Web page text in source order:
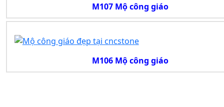
M107 Mộ công giáo
M106 Mộ công giáo